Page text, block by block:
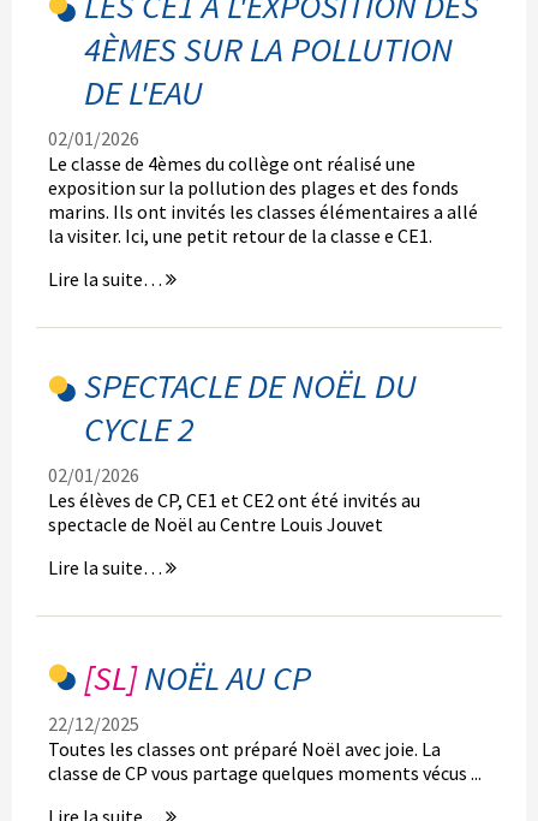
-
4ÈMES SUR LA POLLUTION
DE L'EAU
02/01/2026
Le classe de 4èmes du collège ont réalisé une
exposition sur la pollution des plages et des fonds
marins. Ils ont invités les classes élémentaires a allé
la visiter. Ici, une petit retour de la classe e CE1.
Les
à
des
4èmes
pollution
de
l'eau
Lire la suite…
SPECTACLE DE NOËL DU
CYCLE 2
02/01/2026
Les élèves de CP, CE1 et CE2 ont été invités au
spectacle de Noël au Centre Louis Jouvet
Spectacle
Noël
cycle
2
Lire la suite…
NOËL AU CP
22/12/2025
Toutes les classes ont préparé Noël avec joie. La
classe de CP vous partage quelques moments vécus ...
Noël
Lire la suite…